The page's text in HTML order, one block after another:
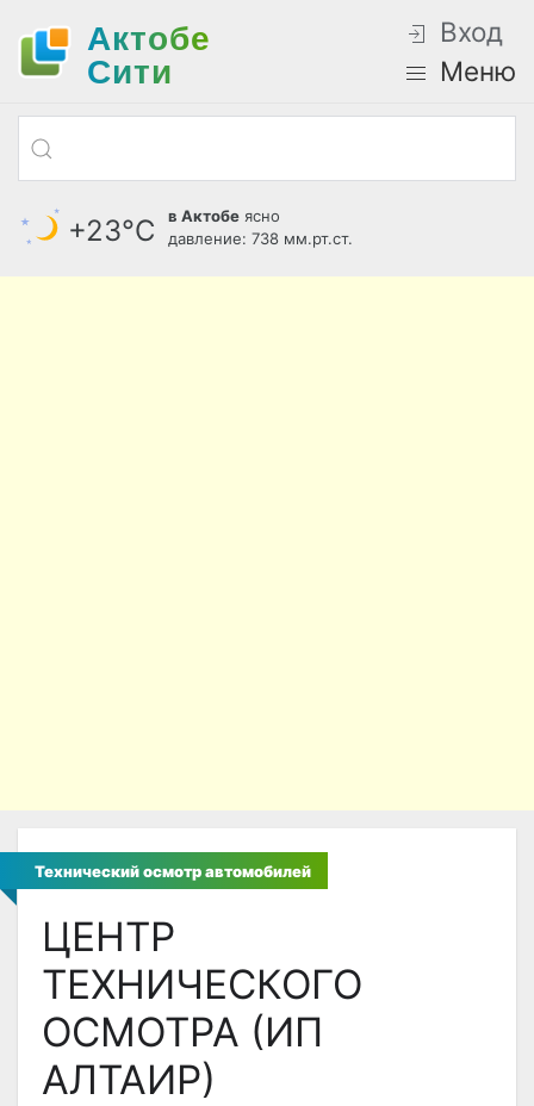
Актобе
Cити
Вход
Меню
+23°С в Актобе ясно
давление: 738 мм.рт.ст.
Технический осмотр автомобилей
ЦЕНТР
ТЕХНИЧЕСКОГО
ОСМОТРА (ИП
АЛТАИР)